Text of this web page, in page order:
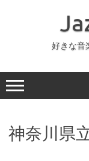
ッ
プ
好きな音
神奈川県